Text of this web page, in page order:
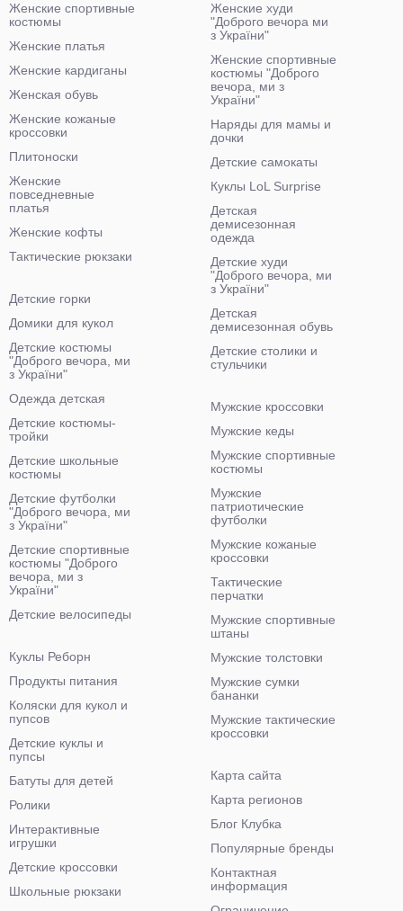
Женские спортивные
костюмы
Женские платья
Женские кардиганы
Женская обувь
Женские кожаные
кроссовки
Плитоноски
Женские
повседневные
платья
Женские кофты
Тактические рюкзаки
Женские худи
"Доброго вечора ми
з України"
Женские спортивные
костюмы "Доброго
вечора, ми з
України"
Наряды для мамы и
дочки
Детские самокаты
Куклы LoL Surprise
Детская
демисезонная
одежда
Детские худи
"Доброго вечора, ми
з України"
Детская
демисезонная обувь
Детские столики и
стульчики
Детские горки
Домики для кукол
Детские костюмы
"Доброго вечора, ми
з України"
Одежда детская
Детские костюмы-
тройки
Детские школьные
костюмы
Детские футболки
"Доброго вечора, ми
з України"
Детские спортивные
костюмы "Доброго
вечора, ми з
України"
Детские велосипеды
Мужские кроссовки
Мужские кеды
Мужские спортивные
костюмы
Мужские
патриотические
футболки
Мужские кожаные
кроссовки
Тактические
перчатки
Мужские спортивные
штаны
Мужские толстовки
Мужские сумки
бананки
Мужские тактические
кроссовки
Куклы Реборн
Продукты питания
Коляски для кукол и
пупсов
Детские куклы и
пупсы
Батуты для детей
Ролики
Интерактивные
игрушки
Детские кроссовки
Школьные рюкзаки
Карта сайта
Карта регионов
Блог Клубка
Популярные бренды
Контактная
информация